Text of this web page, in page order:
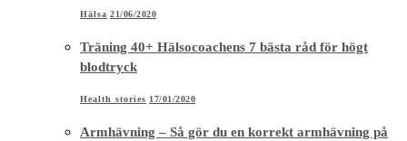
Hälsa 21/06/2020
Träning 40+ Hälsocoachens 7 bästa råd för högt
blodtryck
Health stories 17/01/2020
Armhävning – Så gör du en korrekt armhävning på